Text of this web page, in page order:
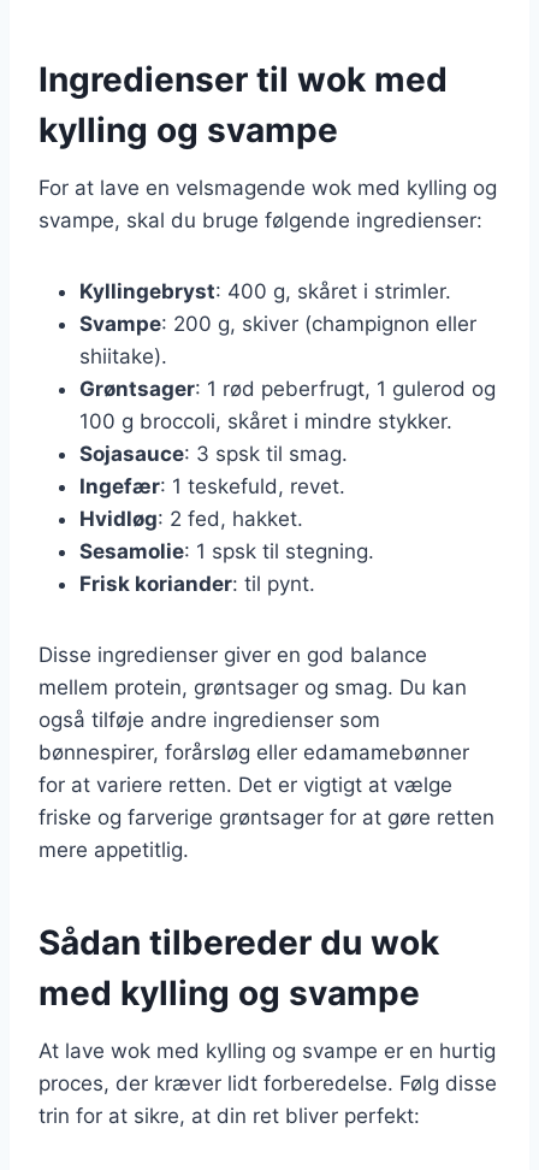
Ingredienser til wok med
kylling og svampe
For at lave en velsmagende wok med kylling og
svampe, skal du bruge følgende ingredienser:
Kyllingebryst: 400 g, skåret i strimler.
Svampe: 200 g, skiver (champignon eller
shiitake).
Grøntsager: 1 rød peberfrugt, 1 gulerod og
100 g broccoli, skåret i mindre stykker.
Sojasauce: 3 spsk til smag.
Ingefær: 1 teskefuld, revet.
Hvidløg: 2 fed, hakket.
Sesamolie: 1 spsk til stegning.
Frisk koriander: til pynt.
Disse ingredienser giver en god balance
mellem protein, grøntsager og smag. Du kan
også tilføje andre ingredienser som
bønnespirer, forårsløg eller edamamebønner
for at variere retten. Det er vigtigt at vælge
friske og farverige grøntsager for at gøre retten
mere appetitlig.
Sådan tilbereder du wok
med kylling og svampe
At lave wok med kylling og svampe er en hurtig
proces, der kræver lidt forberedelse. Følg disse
trin for at sikre, at din ret bliver perfekt: